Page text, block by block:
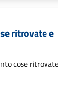
ritrovate e
cose